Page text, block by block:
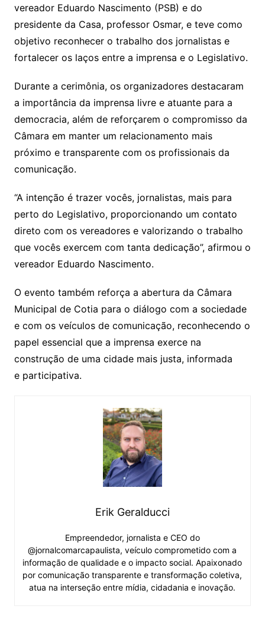
vereador Eduardo Nascimento (PSB) e do
presidente da Casa, professor Osmar, e teve como
objetivo reconhecer o trabalho dos jornalistas e
fortalecer os laços entre a imprensa e o Legislativo.
Durante a cerimônia, os organizadores destacaram
a importância da imprensa livre e atuante para a
democracia, além de reforçarem o compromisso da
Câmara em manter um relacionamento mais
próximo e transparente com os profissionais da
comunicação.
“A intenção é trazer vocês, jornalistas, mais para
perto do Legislativo, proporcionando um contato
direto com os vereadores e valorizando o trabalho
que vocês exercem com tanta dedicação”, afirmou o
vereador Eduardo Nascimento.
O evento também reforça a abertura da Câmara
Municipal de Cotia para o diálogo com a sociedade
e com os veículos de comunicação, reconhecendo o
papel essencial que a imprensa exerce na
construção de uma cidade mais justa, informada
e participativa.
Erik Geralducci
Empreendedor, jornalista e CEO do
@jornalcomarcapaulista, veículo comprometido com a
informação de qualidade e o impacto social. Apaixonado
por comunicação transparente e transformação coletiva,
atua na interseção entre mídia, cidadania e inovação.